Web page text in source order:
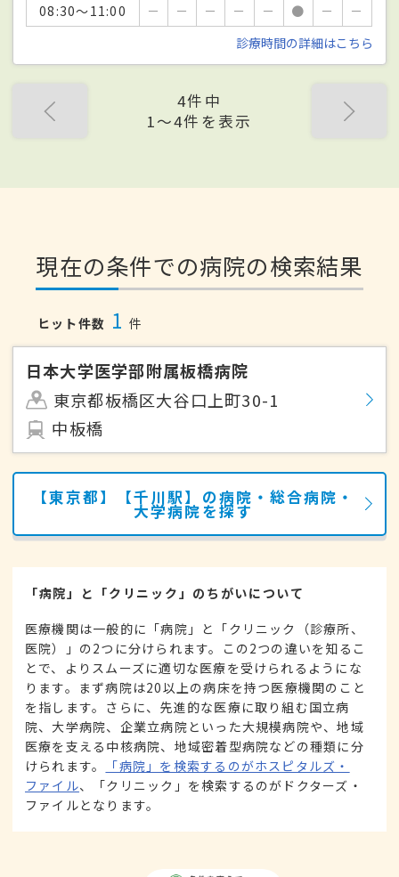
08:30～11:00 － － － － － ● －
－
診療時間の詳細はこちら
4件中
1〜4件を表示
現在の条件での病院の検索結果
ヒット件数 1 件
日本大学医学部附属板橋病院
東京都板橋区大谷口上町30-1
中板橋
【東京都】【千川駅】の病院・総合病院・
大学病院を探す
「病院」と「クリニック」のちがいについて
医療機関は一般的に「病院」と「クリニック（診療所、
医院）」の2つに分けられます。この2つの違いを知るこ
とで、よりスムーズに適切な医療を受けられるようにな
ります。まず病院は20以上の病床を持つ医療機関のこと
を指します。さらに、先進的な医療に取り組む国立病
院、大学病院、企業立病院といった大規模病院や、地域
医療を支える中核病院、地域密着型病院などの種類に分
けられます。
「病院」を検索するのがホスピタルズ・
ファイル、「クリニック」を検索するのがドクターズ・
ファイルとなります。